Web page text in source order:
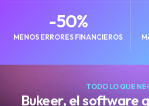
MENOS ERRORES FINANCIEROS
-50%
TODO LO QUE
Bukeer, el software